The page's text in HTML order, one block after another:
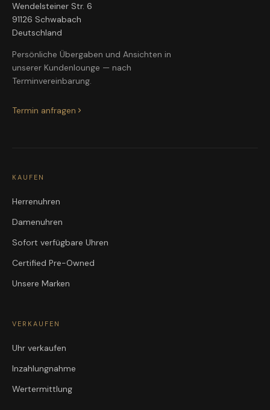
Wendelsteiner Str. 6
91126 Schwabach
Deutschland
Persönliche Übergaben und Ansichten in
unserer Kundenlounge — nach
Terminvereinbarung.
Termin anfragen
KAUFEN
Herrenuhren
Damenuhren
Sofort verfügbare Uhren
Certified Pre-Owned
Unsere Marken
VERKAUFEN
Uhr verkaufen
Inzahlungnahme
Wertermittlung